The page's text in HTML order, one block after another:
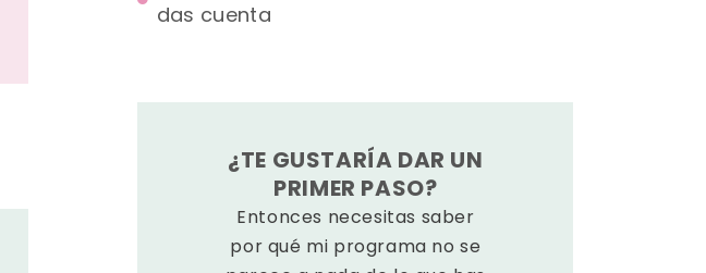
das cuenta
¿TE GUSTARÍA DAR UN
PRIMER PASO?
Entonces necesitas saber
por qué mi programa no se